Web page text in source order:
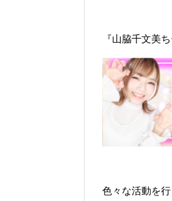
『山脇千文美
色々な活動を行